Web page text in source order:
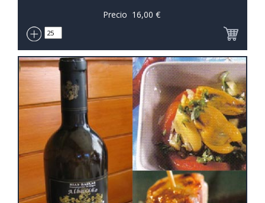
Precio 16,00 €